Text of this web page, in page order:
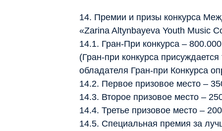
14. Премии и призы конкурса
«Zarina Altynbayeva Youth Music
14.1. Гран-При конкурса –
(Гран-при конкурса
обладателя Гран-при Конкурса
14.2. Первое призовое место –
14.3. Второе призовое место –
14.4. Третье призовое место –
14.5. Специальная премия за